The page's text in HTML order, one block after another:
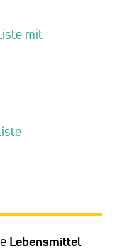
mit
Lebensmittel